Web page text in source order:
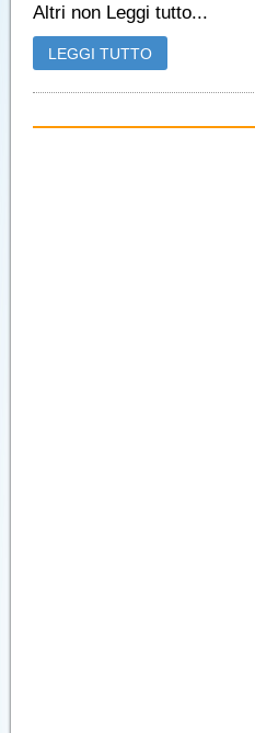
Altri non Leggi tutto...
LEGGI TUTTO